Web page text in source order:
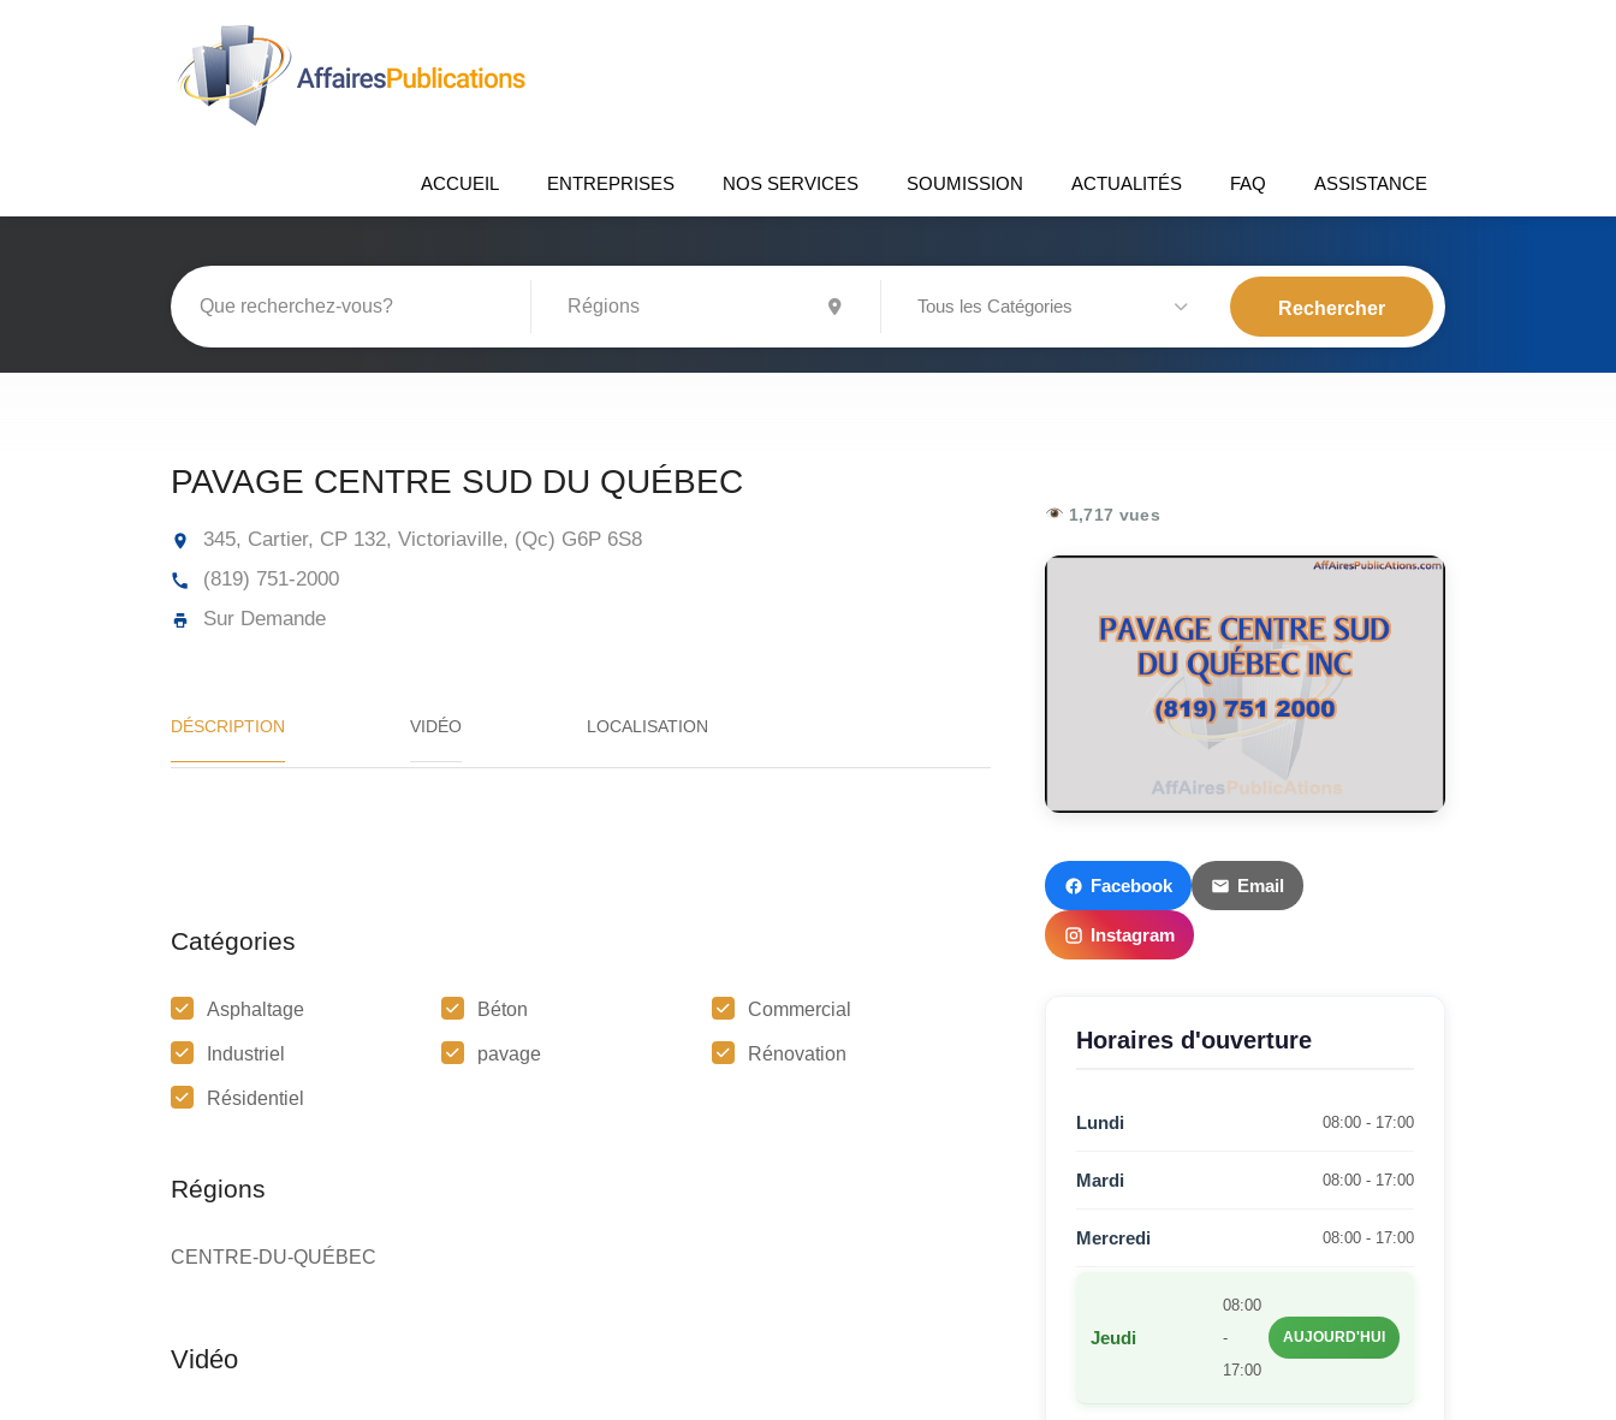
ACCUEIL ENTREPRISES NOS SERVICES SOUMISSION ACTUALITÉS FAQ ASSISTANCE
Tous les Catégories
PAVAGE CENTRE SUD DU QUÉBEC
345, Cartier, CP 132, Victoriaville, (Qc) G6P 6S8
(819) 751-2000
Sur Demande
DÉSCRIPTION VIDÉO
Catégories
Asphaltage Béton Commercial
Industriel pavage Rénovation
Résidentiel
Régions
CENTRE-DU-QUÉBEC
1,717 vues
Facebook Email
Instagram
Horaires d'ouverture
Lundi 08:00 - 17:00
Mardi 08:00 - 17:00
Mercredi 08:00 - 17:00
Jeudi
08:00
-
17:00
AUJOURD'HUI